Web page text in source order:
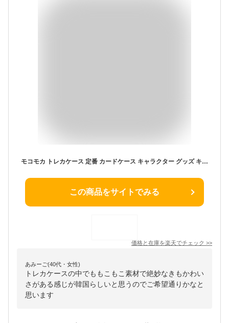
モコモカ トレカケース 定番 カードケース キャラクター グッズ キーホルダー 持ち運び 推し活 ポーチ 収納 ケース おしゃれ かわいい くま クマ 熊 可愛い 女の子 クーリア ギフト 雑貨
この商品をサイトでみる
価格と在庫を楽天でチェック >>
あみーご(40代・女性)
トレカケースの中でももこもこ素材で絶妙なきもかわい
さがある感じが韓国らしいと思うのでご希望通りかなと
思います